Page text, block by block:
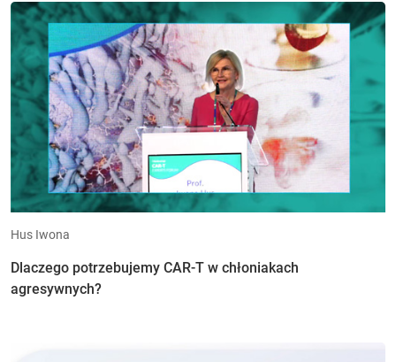
Hus Iwona
Dlaczego potrzebujemy CAR-T w chłoniakach
agresywnych?